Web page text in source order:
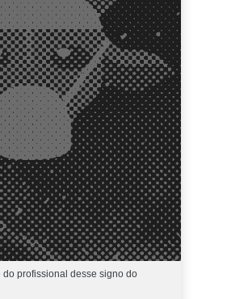
profissional desse signo do